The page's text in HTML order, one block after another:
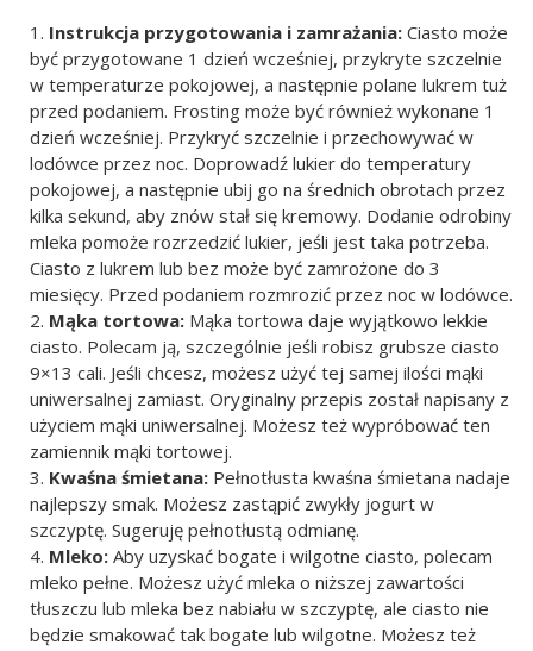
Instrukcja przygotowania i zamrażania: Ciasto może
być przygotowane 1 dzień wcześniej, przykryte szczelnie
w temperaturze pokojowej, a następnie polane lukrem tuż
przed podaniem. Frosting może być również wykonane 1
dzień wcześniej. Przykryć szczelnie i przechowywać w
lodówce przez noc. Doprowadź lukier do temperatury
pokojowej, a następnie ubij go na średnich obrotach przez
kilka sekund, aby znów stał się kremowy. Dodanie odrobiny
mleka pomoże rozrzedzić lukier, jeśli jest taka potrzeba.
Ciasto z lukrem lub bez może być zamrożone do 3
miesięcy. Przed podaniem rozmrozić przez noc w lodówce.
Mąka tortowa: Mąka tortowa daje wyjątkowo lekkie
ciasto. Polecam ją, szczególnie jeśli robisz grubsze ciasto
9×13 cali. Jeśli chcesz, możesz użyć tej samej ilości mąki
uniwersalnej zamiast. Oryginalny przepis został napisany z
użyciem mąki uniwersalnej. Możesz też wypróbować ten
zamiennik mąki tortowej.
Kwaśna śmietana: Pełnotłusta kwaśna śmietana nadaje
najlepszy smak. Możesz zastąpić zwykły jogurt w
szczyptę. Sugeruję pełnotłustą odmianę.
Mleko: Aby uzyskać bogate i wilgotne ciasto, polecam
mleko pełne. Możesz użyć mleka o niższej zawartości
tłuszczu lub mleka bez nabiału w szczyptę, ale ciasto nie
będzie smakować tak bogate lub wilgotne. Możesz też